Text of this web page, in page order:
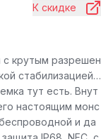
К скидке
с крутым разрешен
стабилизацией и
тут есть. Внут
настоящим монс
и да